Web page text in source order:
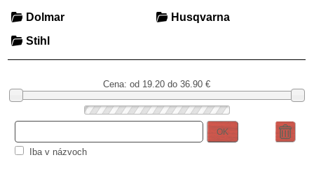
Dolmar
Husqvarna
Stihl
Cena: od 19.20 do 36.90€
OK
Iba v názvoch